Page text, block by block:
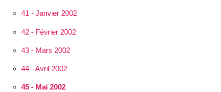
41 - Janvier 2002
42 - Février 2002
43 - Mars 2002
44 - Avril 2002
45 - Mai 2002